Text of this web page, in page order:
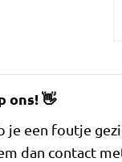
ons!👋
je een foutje
dan contact